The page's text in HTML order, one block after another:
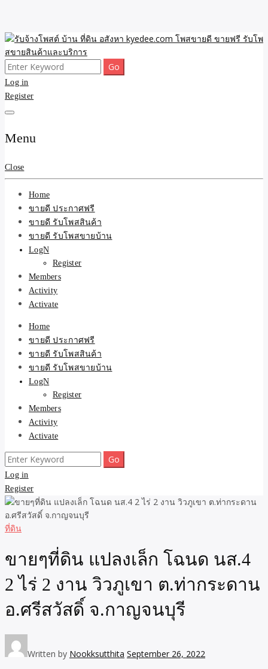
Skip
to
content
รับจ้างโพสต์ บ้าน ที่ดิน
อสังหา kyedee.com โพส
ขายดี ขายฟรี รับโพสขาย
สินค้าและบริการ
ขายดี โพสประกาศขายสินค้าฟรี บ้าน ที่ดิน อสังหา รับโพสต์ประกาศขาย
ของ รับรองผล ดีที่สุดถูกที่สุด ติดหน้าแรกกูเกืล
Search
for:
Log in
Register
Menu
Close
Home
ขายดี ประกาศฟรี
ขายดี รับโพสสินค้า
ขายดี รับโพสขายบ้าน
LogN
Register
Members
Activity
Activate
Home
ขายดี ประกาศฟรี
ขายดี รับโพสสินค้า
ขายดี รับโพสขายบ้าน
LogN
Register
Members
Activity
Activate
Search
for:
Log in
Register
ที่ดิน
ขายๆที่ดิน แปลงเล็ก โฉนด นส.4
2 ไร่ 2 งาน วิวภูเขา ต.ท่ากระดาน
อ.ศรีสวัสดิ์ จ.กาญจนบุรี
Written by Nookksutthita September 26, 2022